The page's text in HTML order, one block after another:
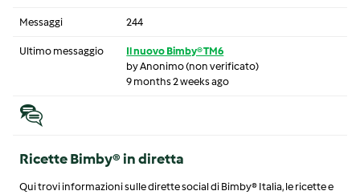
Messaggi 244
Ultimo messaggio
Il nuovo Bimby® TM6
byAnonimo (non verificato)
9 months 2 weeks ago
Ricette Bimby® in diretta
Qui trovi informazioni sulle dirette social di Bimby® Italia, le ricette e